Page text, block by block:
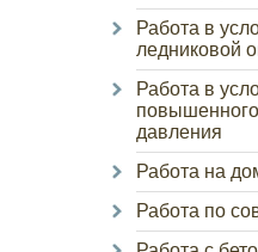
Работа в
ледниковой
Работа в
давления
Работа на
Работа по